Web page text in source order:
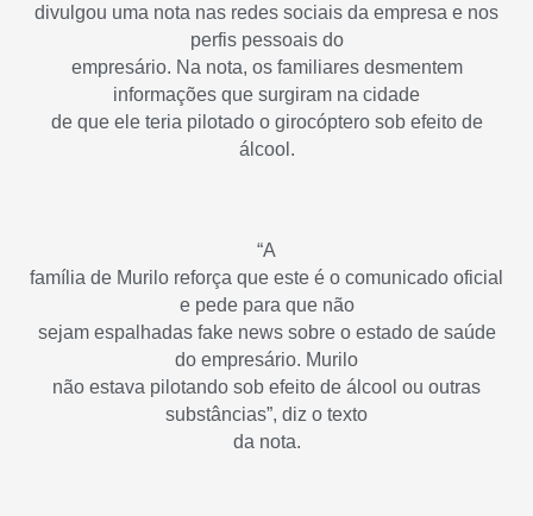
divulgou uma nota nas redes sociais da empresa e nos
perfis pessoais do
empresário. Na nota, os familiares desmentem
informações que surgiram na cidade
de que ele teria pilotado o girocóptero sob efeito de
álcool.
“A
família de Murilo reforça que este é o comunicado oficial
e pede para que não
sejam espalhadas fake news sobre o estado de saúde
do empresário. Murilo
não estava pilotando sob efeito de álcool ou outras
substâncias”, diz o texto
da nota.